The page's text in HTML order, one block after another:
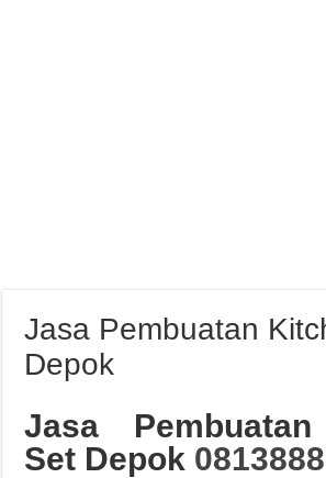
Jasa Pembuatan
Depok
Jasa
Set Depok